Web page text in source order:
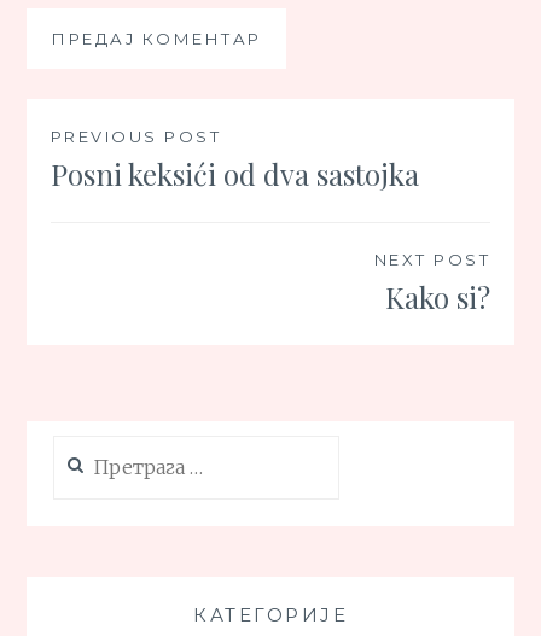
Кретање
чланка
PREVIOUS POST
Posni keksići od dva sastojka
NEXT POST
Kako si?
за:
КАТЕГОРИЈЕ